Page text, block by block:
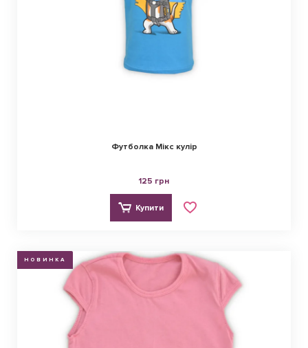
Футболка Мікс кулір
125 грн
Купити
НОВИНКА